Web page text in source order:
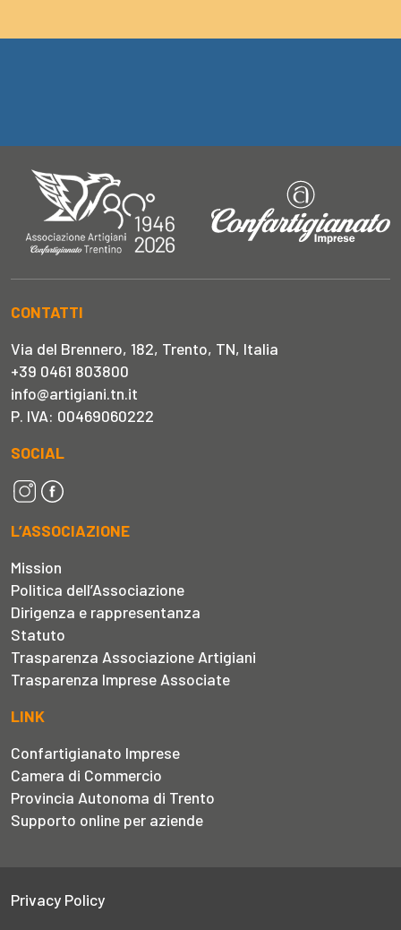
CONTATTI
Via del Brennero, 182, Trento, TN, Italia
+39 0461 803800
info@artigiani.tn.it
P. IVA: 00469060222
SOCIAL
L’ASSOCIAZIONE
Mission
Politica dell’Associazione
Dirigenza e rappresentanza
Statuto
Trasparenza Associazione Artigiani
Trasparenza Imprese Associate
LINK
Confartigianato Imprese
Camera di Commercio
Provincia Autonoma di Trento
Supporto online per aziende
Privacy Policy